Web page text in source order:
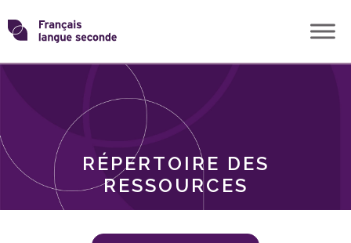
Skip
toTransformons
langue
RÉPERTOIRE DES
RESSOURCES
THÈMES